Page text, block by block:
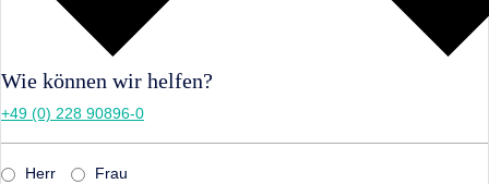
Wie können wir helfen?
+49 (0) 228 90896-0
Herr Frau